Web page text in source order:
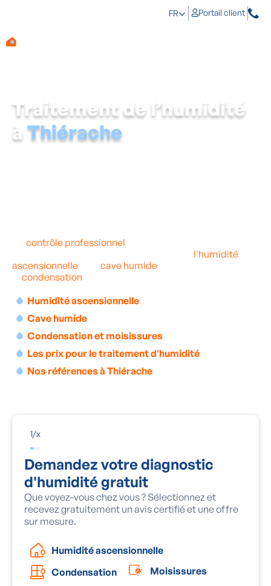
FR Portail client
Traitement de l’humidité
à Thiérache
contrôle professionnel
l'humidité
ascensionnelle
cave humide
condensation
Humidité ascensionnelle
Cave humide
Condensation et moisissures
Les prix pour le traitement d'humidité
Nos références à Thiérache
1/x
Demandez votre diagnostic
d'humidité gratuit
Que voyez-vous chez vous ? Sélectionnez et
recevez gratuitement un avis certifié et une offre
sur mesure.
Humidité ascensionnelle
Condensation
Moisissures